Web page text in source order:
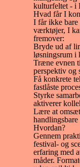
kulturfeltet - i
Hvad får I
I får ikke bare
værktøjer, I
fremover:
Bryde ud af
løsningsrum i
Træne evnen
perspektiv og
Få konkrete
fastlåste
Styrke
aktiverer
Lære at
Hvordan?
Gennem
festival- og
erfaring med
måder.